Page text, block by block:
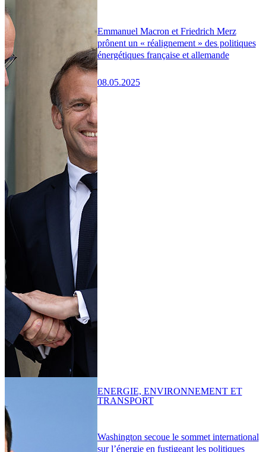
Emmanuel Macron et Friedrich Merz
prônent un « réalignement » des politiques
énergétiques française et allemande
08.05.2025
Washington secoue le sommet international
sur l’énergie en fustigeant les politiques
ENERGIE, ENVIRONNEMENT ET
TRANSPORT